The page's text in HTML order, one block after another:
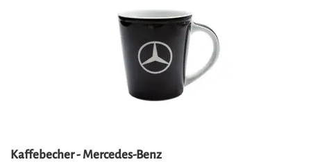
Kaffebecher - Mercedes-Benz